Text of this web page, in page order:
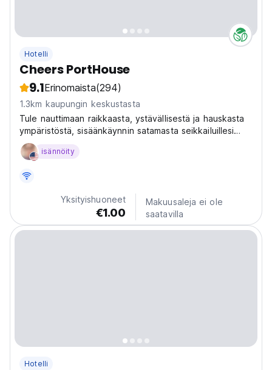
Hotelli
Cheers PortHouse
9.1Erinomaista(294)
1.3km kaupungin keskustasta
Tule nauttimaan raikkaasta, ystävällisestä ja hauskasta
ympäristöstä, sisäänkäynnin satamasta seikkailuillesi
Istanbulissa...
isännöity
Yksityishuoneet
€1.00
Makuusaleja ei ole
saatavilla
Hotelli